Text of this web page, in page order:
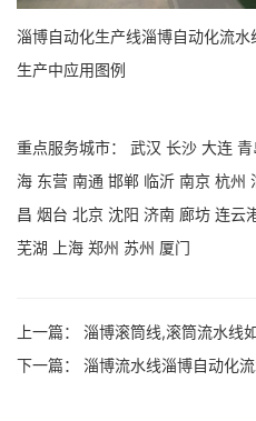
淄博自动化生产线淄博自动化流
生产中应用图例
重点服务城市： 武汉 长沙 大连 青
海 东营 南通 邯郸 临沂 南京 杭州
昌 烟台 北京 沈阳 济南 廊坊 连云
芜湖
上海 郑州 苏州 厦门
上一篇： 淄博滚筒线,滚筒流水线
下一篇： 淄博流水线淄博自动化